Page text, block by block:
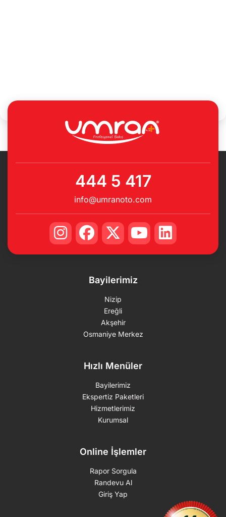
444 5 417
info@umranoto.com
Bayilerimiz
Nizip
Ereğli
Akşehir
Osmaniye Merkez
Hızlı Menüler
Bayilerimiz
Ekspertiz Paketleri
Hizmetlerimiz
Kurumsal
Online İşlemler
Rapor Sorgula
Randevu Al
Giriş Yap